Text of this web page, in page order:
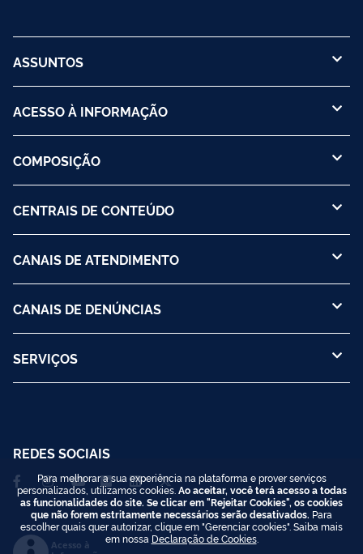
ASSUNTOS
ACESSO À INFORMAÇÃO
COMPOSIÇÃO
CENTRAIS DE CONTEÚDO
CANAIS DE ATENDIMENTO
CANAIS DE DENÚNCIAS
SERVIÇOS
REDES SOCIAIS
Acesso à
Para melhorar a sua experiência na plataforma e prover serviços
personalizados, utilizamos cookies. Ao aceitar, você terá acesso a todas
as funcionalidades do site. Se clicar em "Rejeitar Cookies", os cookies
que não forem estritamente necessários serão desativados. Para
escolher quais quer autorizar, clique em "Gerenciar cookies". Saiba mais
em nossa Declaração de Cookies.